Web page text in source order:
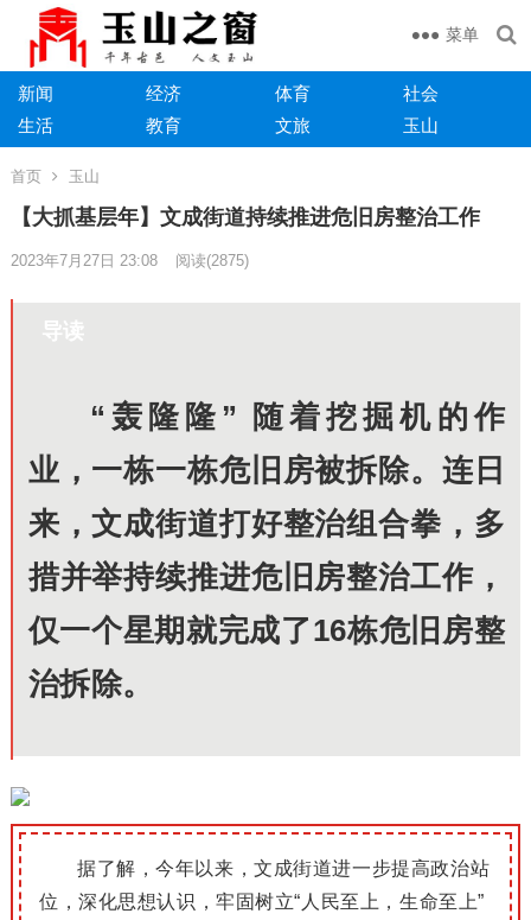
菜单
新闻 经济 体育
社会
生活
教育 文旅 玉山
首页 玉山
【大抓基层年】文成街道持续推进危旧房整治工作
2023年7月27日 23:08 阅读(2875)
导读
“轰隆隆” 随着挖掘机的作
业，一栋一栋危旧房被拆除。连日
来，文成街道打好整治组合拳，多
措并举持续推进危旧房整治工作，
仅一个星期就完成了16栋危旧房整
治拆除。
据了解，今年以来，文成街道进一步提高政治站
位，深化思想认识，牢固树立“人民至上，生命至上”